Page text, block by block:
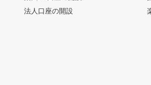
法人口座の開設